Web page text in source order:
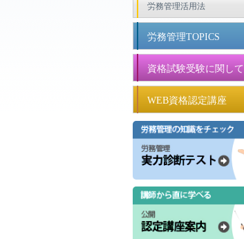
労務管理活用法
労務管理TOPICS
資格試験受験に関して
WEB資格認定講座